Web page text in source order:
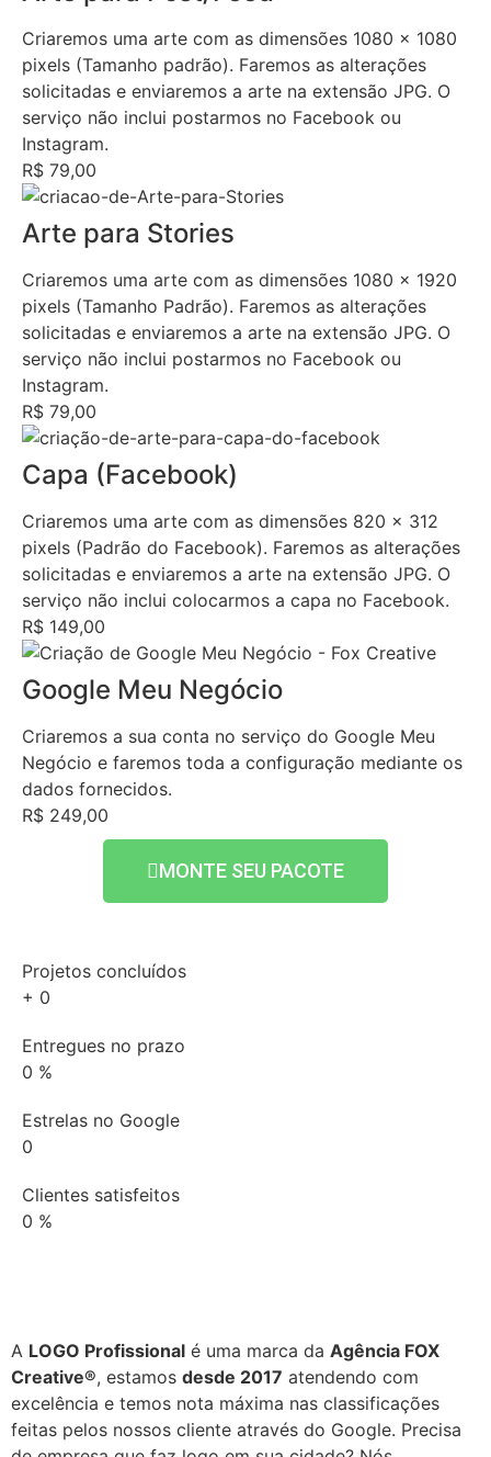
Criaremos uma arte com as dimensões 1080 x 1080
pixels (Tamanho padrão). Faremos as alterações
solicitadas e enviaremos a arte na extensão JPG. O
serviço não inclui postarmos no Facebook ou
Instagram.
R$ 79,00
Arte para Stories
Criaremos uma arte com as dimensões 1080 x 1920
pixels (Tamanho Padrão). Faremos as alterações
solicitadas e enviaremos a arte na extensão JPG. O
serviço não inclui postarmos no Facebook ou
Instagram.
R$ 79,00
Capa (Facebook)
Criaremos uma arte com as dimensões 820 x 312
pixels (Padrão do Facebook). Faremos as alterações
solicitadas e enviaremos a arte na extensão JPG. O
serviço não inclui colocarmos a capa no Facebook.
R$ 149,00
Google Meu Negócio
Criaremos a sua conta no serviço do Google Meu
Negócio e faremos toda a configuração mediante os
dados fornecidos.
R$ 249,00
MONTE SEU PACOTE
Projetos concluídos
+ 0
Entregues no prazo
0 %
Estrelas no Google
0
Clientes satisfeitos
0 %
A LOGO Profissional é uma marca da Agência FOX
Creative®, estamos desde 2017 atendendo com
excelência e temos nota máxima nas classificações
feitas pelos nossos cliente através do Google. Precisa